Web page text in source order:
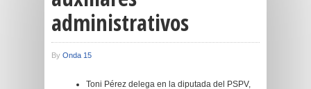
administrativos
By Onda 15
Toni Pérez delega en la diputada del PSPV,